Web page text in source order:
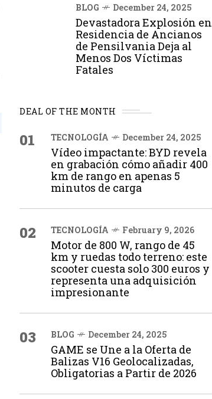
BLOG December 24, 2025
Devastadora Explosión en
Residencia de Ancianos
de Pensilvania Deja al
Menos Dos Víctimas
Fatales
DEAL OF THE MONTH
01 TECNOLOGÍA December 24, 2025
Vídeo impactante: BYD revela
en grabación cómo añadir 400
km de rango en apenas 5
minutos de carga
02 TECNOLOGÍA February 9, 2026
Motor de 800 W, rango de 45
km y ruedas todo terreno: este
scooter cuesta solo 300 euros y
representa una adquisición
impresionante
03 BLOG December 24, 2025
GAME se Une a la Oferta de
Balizas V16 Geolocalizadas,
Obligatorias a Partir de 2026